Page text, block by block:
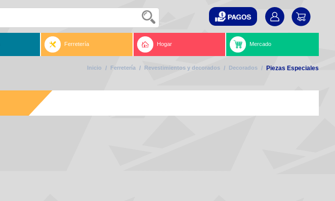
Ferretería Hogar Mercado
Inicio / Ferretería / Revestimientos y decorados / Decorados / Piezas Especiales